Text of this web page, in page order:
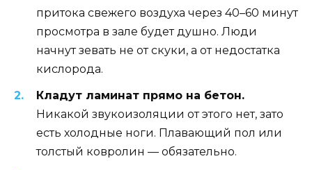
притока свежего воздуха через 40–60 минут
просмотра в зале будет душно. Люди
начнут зевать не от скуки, а от недостатка
кислорода.
Кладут ламинат прямо на бетон.
Никакой звукоизоляции от этого нет, зато
есть холодные ноги. Плавающий пол или
толстый ковролин — обязательно.